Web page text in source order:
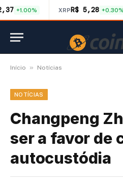
+1.00% XRPR$ 5,28 +0.30%
Início » Notícias
NOTÍCIAS
Changpeng
ser a favor de
autocustódia